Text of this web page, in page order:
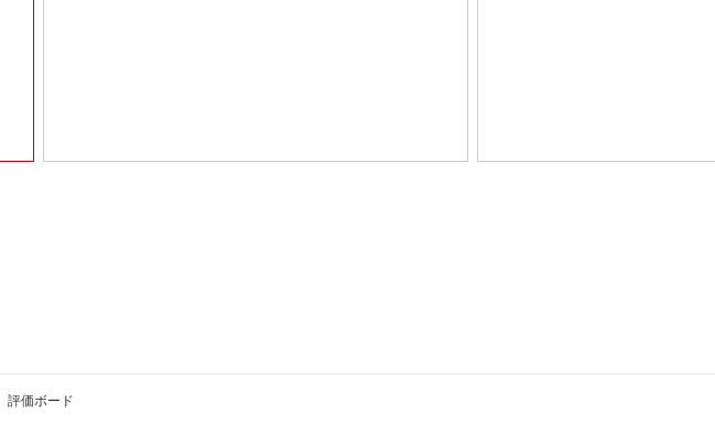
評価ボード